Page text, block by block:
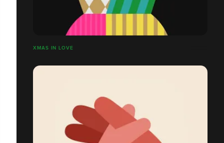
XMAS IN LOVE